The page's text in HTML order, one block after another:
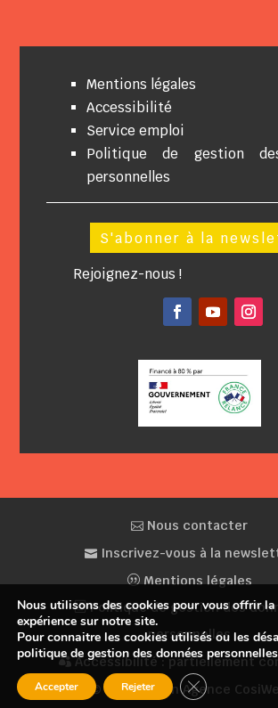
Mentions légales
Accessibilité
Service emploi
Politique de gestion
personnelles
S'abonner à la
Rejoignez-nous !
Nous contacter
Inscrivez-vous à la
Mentions légales
Politique de gestion des
personnelles
Accessibilité : partiellement
© Conception Agence
Nous utilisons des cookies pour vous offrir
expérience sur notre site.
Pour connaitre les cookies utilisés ou les
politique de gestion des données
Accepter Rejeter Fermer la